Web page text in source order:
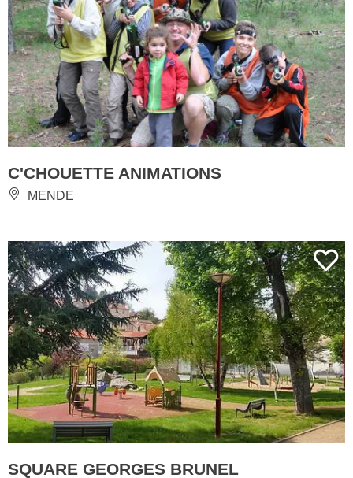
C'CHOUETTE ANIMATIONS
MENDE
SQUARE GEORGES BRUNEL